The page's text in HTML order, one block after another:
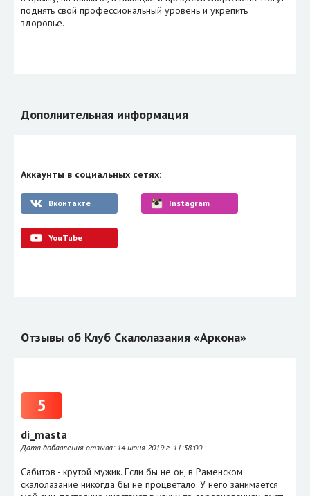
поднять свой профессиональный уровень и укрепить
здоровье.
Дополнительная информация
Аккаунты в социальных сетях:
Вконтакте Instagram
YouTube
Отзывы об Клуб Скалолазания «Аркона»
di_masta
Дата добавления отзыва:14 июня 2019 г. 11:38:00
5
Сабитов - крутой мужик. Если бы не он, в Раменском
скалолазание никогда бы не процветало. У него занимается